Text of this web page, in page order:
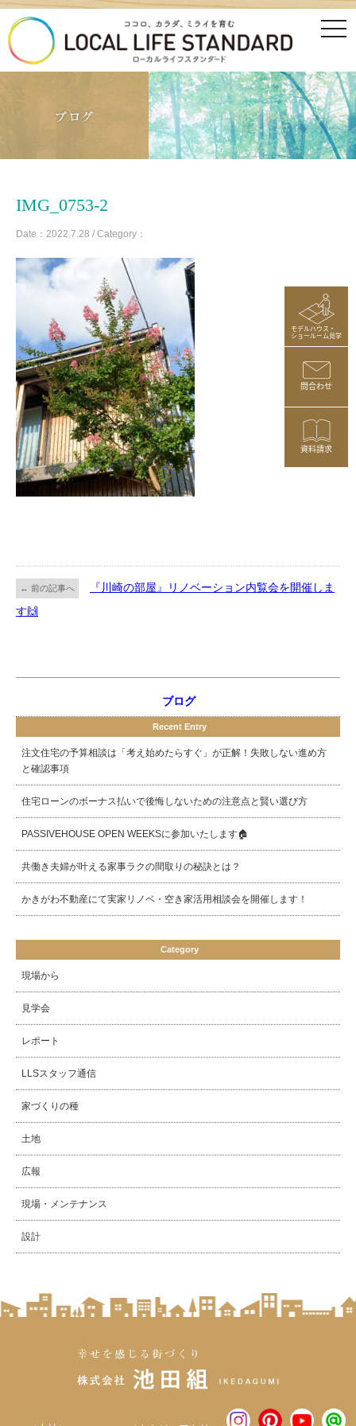
モデルハウス・
ショールーム見学
問合わせ
資料請求
IMG_0753-2
Date：2022.7.28 / Category：
← 前の記事へ
『川崎の部屋』リノベーション内覧会を開催しま
す🙌
ブログ
Recent Entry
注文住宅の予算相談は「考え始めたらすぐ」が正解！失敗しない進め方
と確認事項
住宅ローンのボーナス払いで後悔しないための注意点と賢い選び方
PASSIVEHOUSE OPEN WEEKSに参加いたします🏠
共働き夫婦が叶える家事ラクの間取りの秘訣とは？
かきがわ不動産にて実家リノベ・空き家活用相談会を開催します！
Category
現場から
見学会
レポート
LLSスタッフ通信
家づくりの種
土地
広報
現場・メンテナンス
設計